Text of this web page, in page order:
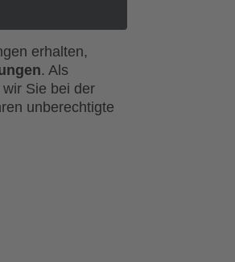
erhalten,
. Als
Sie bei der
unberechtigte